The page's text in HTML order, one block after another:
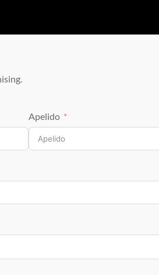
Apelido